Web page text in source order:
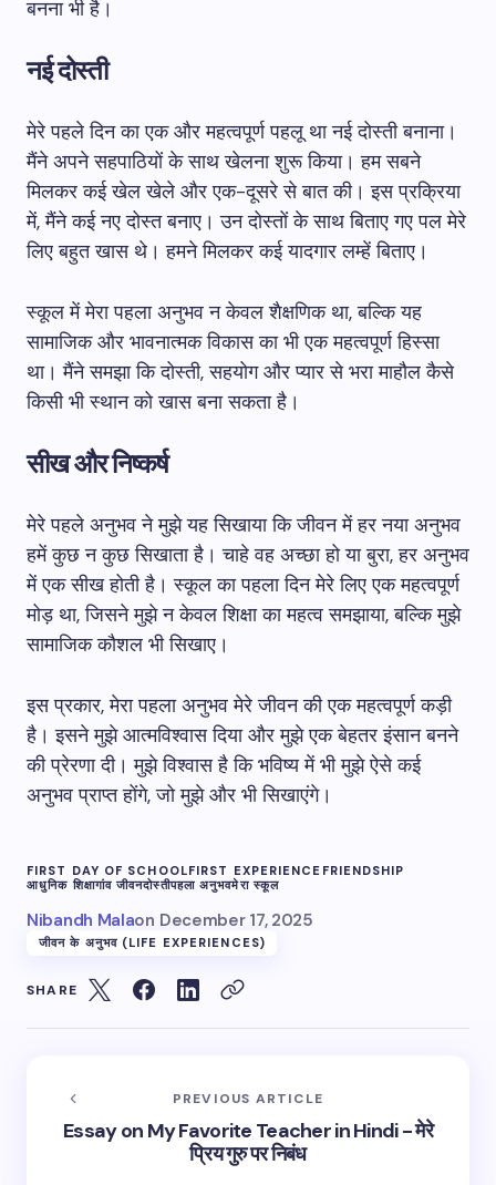
बनना भी है।
नई दोस्ती
मेरे पहले दिन का एक और महत्वपूर्ण पहलू था नई दोस्ती बनाना।
मैंने अपने सहपाठियों के साथ खेलना शुरू किया। हम सबने
मिलकर कई खेल खेले और एक-दूसरे से बात की। इस प्रक्रिया
में, मैंने कई नए दोस्त बनाए। उन दोस्तों के साथ बिताए गए पल मेरे
लिए बहुत खास थे। हमने मिलकर कई यादगार लम्हें बिताए।
स्कूल में मेरा पहला अनुभव न केवल शैक्षणिक था, बल्कि यह
सामाजिक और भावनात्मक विकास का भी एक महत्वपूर्ण हिस्सा
था। मैंने समझा कि दोस्ती, सहयोग और प्यार से भरा माहौल कैसे
किसी भी स्थान को खास बना सकता है।
सीख और निष्कर्ष
मेरे पहले अनुभव ने मुझे यह सिखाया कि जीवन में हर नया अनुभव
हमें कुछ न कुछ सिखाता है। चाहे वह अच्छा हो या बुरा, हर अनुभव
में एक सीख होती है। स्कूल का पहला दिन मेरे लिए एक महत्वपूर्ण
मोड़ था, जिसने मुझे न केवल शिक्षा का महत्व समझाया, बल्कि मुझे
सामाजिक कौशल भी सिखाए।
इस प्रकार, मेरा पहला अनुभव मेरे जीवन की एक महत्वपूर्ण कड़ी
है। इसने मुझे आत्मविश्वास दिया और मुझे एक बेहतर इंसान बनने
की प्रेरणा दी। मुझे विश्वास है कि भविष्य में भी मुझे ऐसे कई
अनुभव प्राप्त होंगे, जो मुझे और भी सिखाएंगे।
FIRST DAY OF SCHOOLFIRST EXPERIENCE FRIENDSHIP
आधुनिक शिक्षागांव जीवनदोस्तीपहला अनुभवमेरा स्कूल
Nibandh Malaon December 17, 2025
जीवन के अनुभव (LIFE EXPERIENCES)
SHARE
PREVIOUS ARTICLE
Essay on My Favorite Teacher in Hindi - मेरे
प्रिय गुरु पर निबंध